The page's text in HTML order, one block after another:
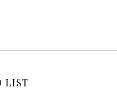
LIST